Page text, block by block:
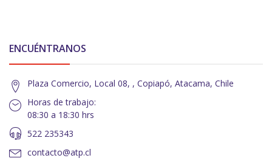
ENCUÉNTRANOS
Plaza Comercio, Local 08, , Copiapó, Atacama, Chile
Horas de trabajo:
08:30 a 18:30 hrs
522 235343
contacto@atp.cl